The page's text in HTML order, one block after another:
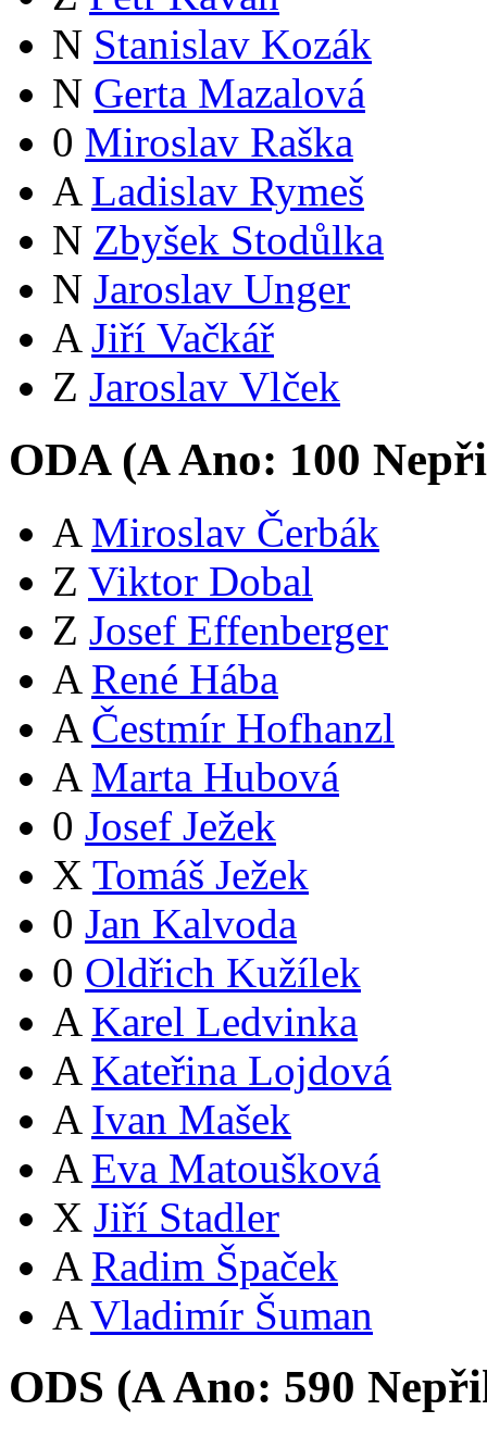
N Stanislav Kozák
N Gerta Mazalová
0 Miroslav Raška
A Ladislav Rymeš
N Zbyšek Stodůlka
N Jaroslav Unger
A Jiří Vačkář
Z Jaroslav Vlček
ODA (AAno: 100
A Miroslav Čerbák
Z Viktor Dobal
Z Josef Effenberger
A René Hába
A Čestmír Hofhanzl
A Marta Hubová
0 Josef Ježek
X Tomáš Ježek
0 Jan Kalvoda
0 Oldřich Kužílek
A Karel Ledvinka
A Kateřina Lojdová
A Ivan Mašek
A Eva Matoušková
X Jiří Stadler
A Radim Špaček
A Vladimír Šuman
ODS (AAno: 590